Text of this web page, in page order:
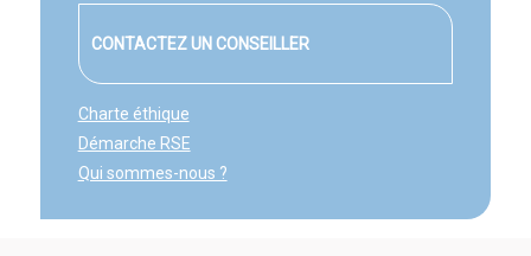
CONTACTEZ UN CONSEILLER
Charte éthique
Démarche RSE
Qui sommes-nous ?